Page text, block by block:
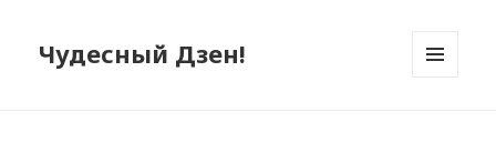
Чудесный Дзен!